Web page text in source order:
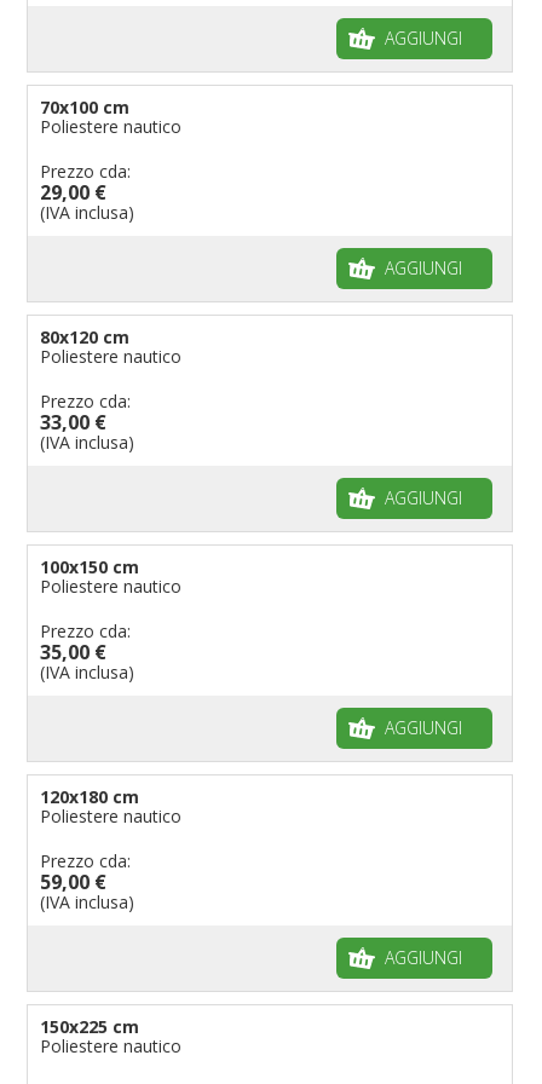
Bandiere Militari e della Marina
pennoni per bandiere
AGGIUNGI
70x100 cm
Poliestere nautico
Prezzo cda:
29,00 €
(IVA inclusa)
AGGIUNGI
80x120 cm
Poliestere nautico
Prezzo cda:
33,00 €
(IVA inclusa)
AGGIUNGI
100x150 cm
Poliestere nautico
Prezzo cda:
35,00 €
(IVA inclusa)
AGGIUNGI
120x180 cm
Poliestere nautico
Prezzo cda:
59,00 €
(IVA inclusa)
AGGIUNGI
150x225 cm
Poliestere nautico